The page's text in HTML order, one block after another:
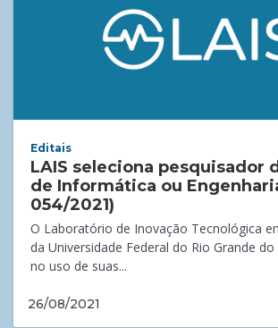
Editais
LAIS seleciona pesquisador
de Informática ou
054/2021)
O Laboratório de Inovação Tecnológica
da Universidade Federal do Rio Grande
no uso de suas...
26/08/2021